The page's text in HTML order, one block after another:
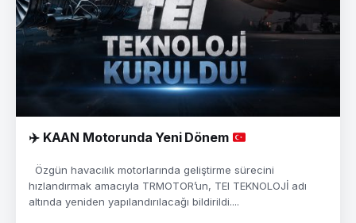
✈️KAAN Motorunda Yeni Dönem
Özgün havacılık motorlarında geliştirme sürecini
hızlandırmak amacıyla TRMOTOR’un, TEI TEKNOLOJİ adı
altında yeniden yapılandırılacağı bildirildi....